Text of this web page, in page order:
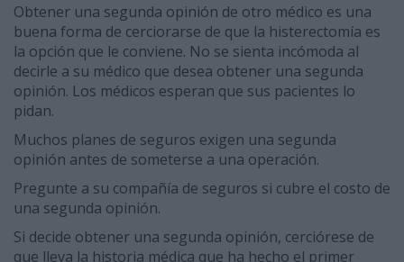
Obtener una segunda opinión de otro médico es una
buena forma de cerciorarse de que la histerectomía es
la opción que le conviene. No se sienta incómoda al
decirle a su médico que desea obtener una segunda
opinión. Los médicos esperan que sus pacientes lo
pidan.
Muchos planes de seguros exigen una segunda
opinión antes de someterse a una operación.
Pregunte a su compañía de seguros si cubre el costo de
una segunda opinión.
Si decide obtener una segunda opinión, cerciórese de
que lleva la historia médica que ha hecho el primer